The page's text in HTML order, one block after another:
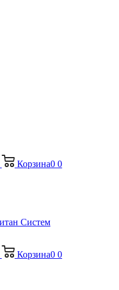
Корзина0 0
Корзина0 0